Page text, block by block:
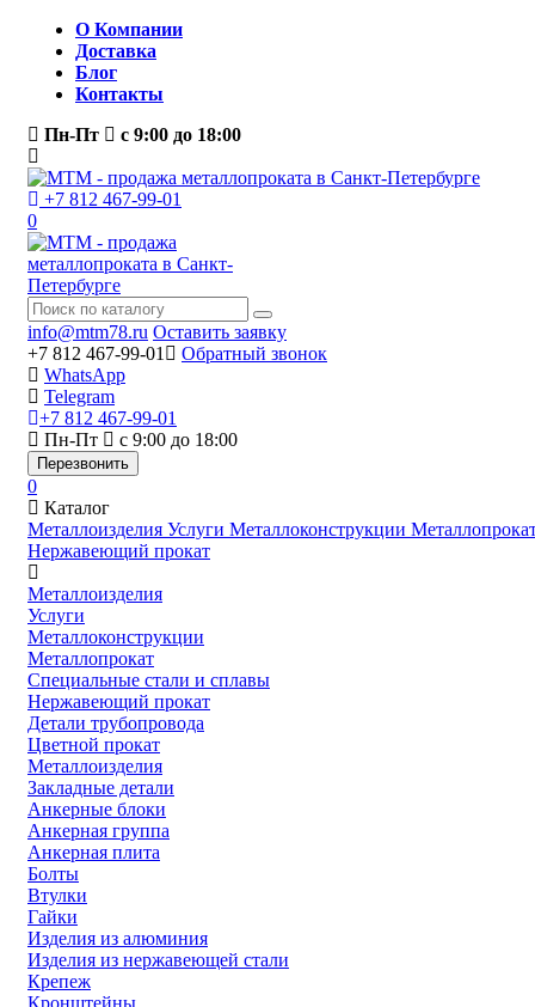
О Компании
Доставка
Блог
Контакты
Пн-Пт
с 9:00 до 18:00
+7 812 467-99-01
0
info@mtm78.ru Оставить заявку
+7 812 467-99-01
Обратный звонок
WhatsApp
Telegram
+7 812 467-99-01
Пн-Пт
с 9:00 до 18:00
Перезвонить
0
Каталог
Металлоизделия Услуги Металлоконструкции
Нержавеющий прокат
Металлоизделия
Услуги
Металлоконструкции
Металлопрокат
Специальные стали и сплавы
Нержавеющий прокат
Детали трубопровода
Цветной прокат
Металлоизделия
Закладные детали
Анкерные блоки
Анкерная группа
Анкерная плита
Болты
Втулки
Гайки
Изделия из алюминия
Изделия из нержавеющей стали
Крепеж
Кронштейны